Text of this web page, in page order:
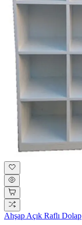
Ahşap Açık Raflı Dolap